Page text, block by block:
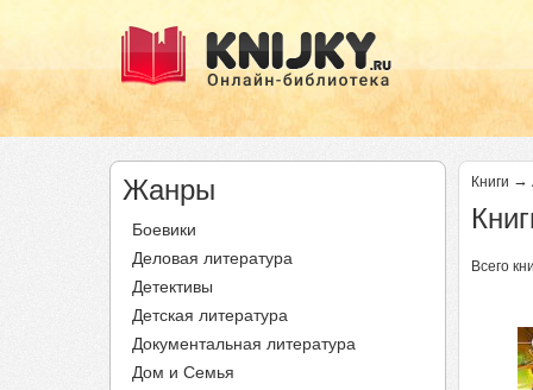
Жанры
Боевики
Деловая литература
Детективы
Детская литература
Документальная литература
Дом и Семья
Книги →
Всего